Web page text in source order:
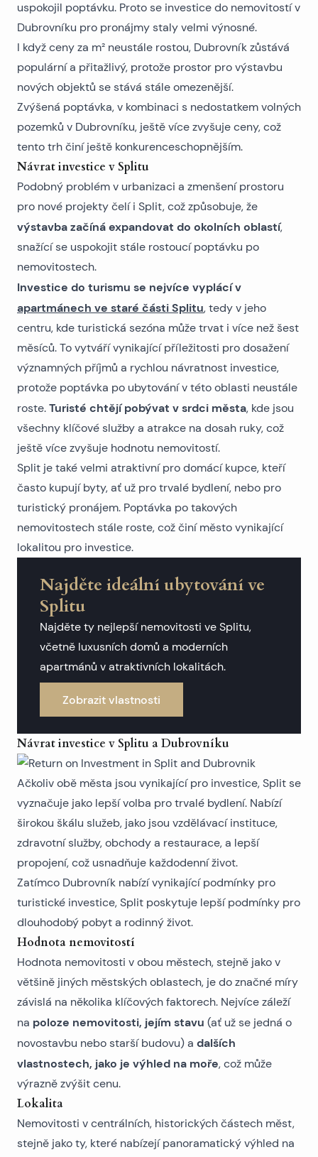
uspokojil poptávku. Proto se investice do nemovitostí v
Dubrovníku pro pronájmy staly velmi výnosné.
I když ceny za m² neustále rostou, Dubrovník zůstává
populární a přitažlivý, protože prostor pro výstavbu
nových objektů se stává stále omezenější.
Zvýšená poptávka, v kombinaci s nedostatkem volných
pozemků v Dubrovníku, ještě více zvyšuje ceny, což
tento trh činí ještě konkurenceschopnějším.
Návrat investice v Splitu
Podobný problém v urbanizaci a zmenšení prostoru
pro nové projekty čelí i Split, což způsobuje, že
výstavba začíná expandovat do okolních oblastí,
snažící se uspokojit stále rostoucí poptávku po
nemovitostech.
Investice do turismu se nejvíce vyplácí v
apartmánech ve staré části Splitu, tedy v jeho
centru, kde turistická sezóna může trvat i více než šest
měsíců. To vytváří vynikající příležitosti pro dosažení
významných příjmů a rychlou návratnost investice,
protože poptávka po ubytování v této oblasti neustále
roste. Turisté chtějí pobývat v srdci města, kde jsou
všechny klíčové služby a atrakce na dosah ruky, což
ještě více zvyšuje hodnotu nemovitostí.
Split je také velmi atraktivní pro domácí kupce, kteří
často kupují byty, ať už pro trvalé bydlení, nebo pro
turistický pronájem. Poptávka po takových
nemovitostech stále roste, což činí město vynikající
lokalitou pro investice.
Najděte ideální ubytování ve
Splitu
Najděte ty nejlepší nemovitosti ve Splitu,
včetně luxusních domů a moderních
apartmánů v atraktivních lokalitách.
Zobrazit vlastnosti
Návrat investice v Splitu a Dubrovníku
Ačkoliv obě města jsou vynikající pro investice, Split se
vyznačuje jako lepší volba pro trvalé bydlení. Nabízí
širokou škálu služeb, jako jsou vzdělávací instituce,
zdravotní služby, obchody a restaurace, a lepší
propojení, což usnadňuje každodenní život.
Zatímco Dubrovník nabízí vynikající podmínky pro
turistické investice, Split poskytuje lepší podmínky pro
dlouhodobý pobyt a rodinný život.
Hodnota nemovitostí
Hodnota nemovitosti v obou městech, stejně jako v
většině jiných městských oblastech, je do značné míry
závislá na několika klíčových faktorech. Nejvíce záleží
na poloze nemovitosti, jejím stavu (ať už se jedná o
novostavbu nebo starší budovu) a dalších
vlastnostech, jako je výhled na moře, což může
výrazně zvýšit cenu.
Lokalita
Nemovitosti v centrálních, historických částech měst,
stejně jako ty, které nabízejí panoramatický výhled na